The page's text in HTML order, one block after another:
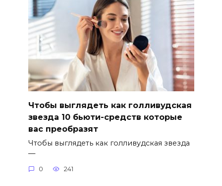
Чтобы выглядеть как голливудская
звезда 10 бьюти-средств которые
вас преобразят
Чтобы выглядеть как голливудская звезда
—
0 241